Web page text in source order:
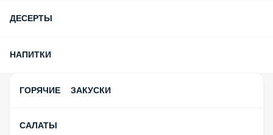
ДЕСЕРТЫ
НАПИТКИ
ГОРЯЧИЕ ЗАКУСКИ
САЛАТЫ